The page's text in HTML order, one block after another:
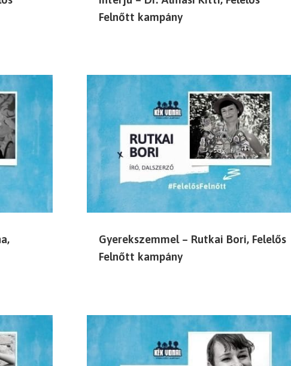
Felnőtt kampány
Gyerekszemmel – Rutkai Bori, Felelős
Felnőtt kampány